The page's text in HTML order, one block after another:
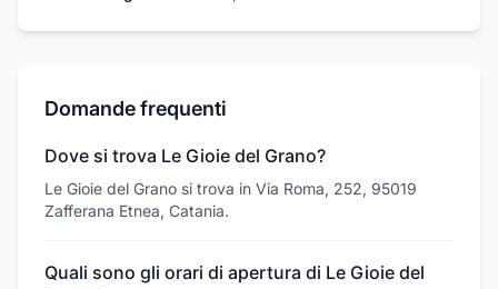
Domande frequenti
Dove si trova Le Gioie del Grano?
Le Gioie del Grano si trova in Via Roma, 252, 95019
Zafferana Etnea, Catania.
Quali sono gli orari di apertura di Le Gioie del